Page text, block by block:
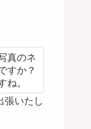
真のネ
すか？
ね。
張いたし